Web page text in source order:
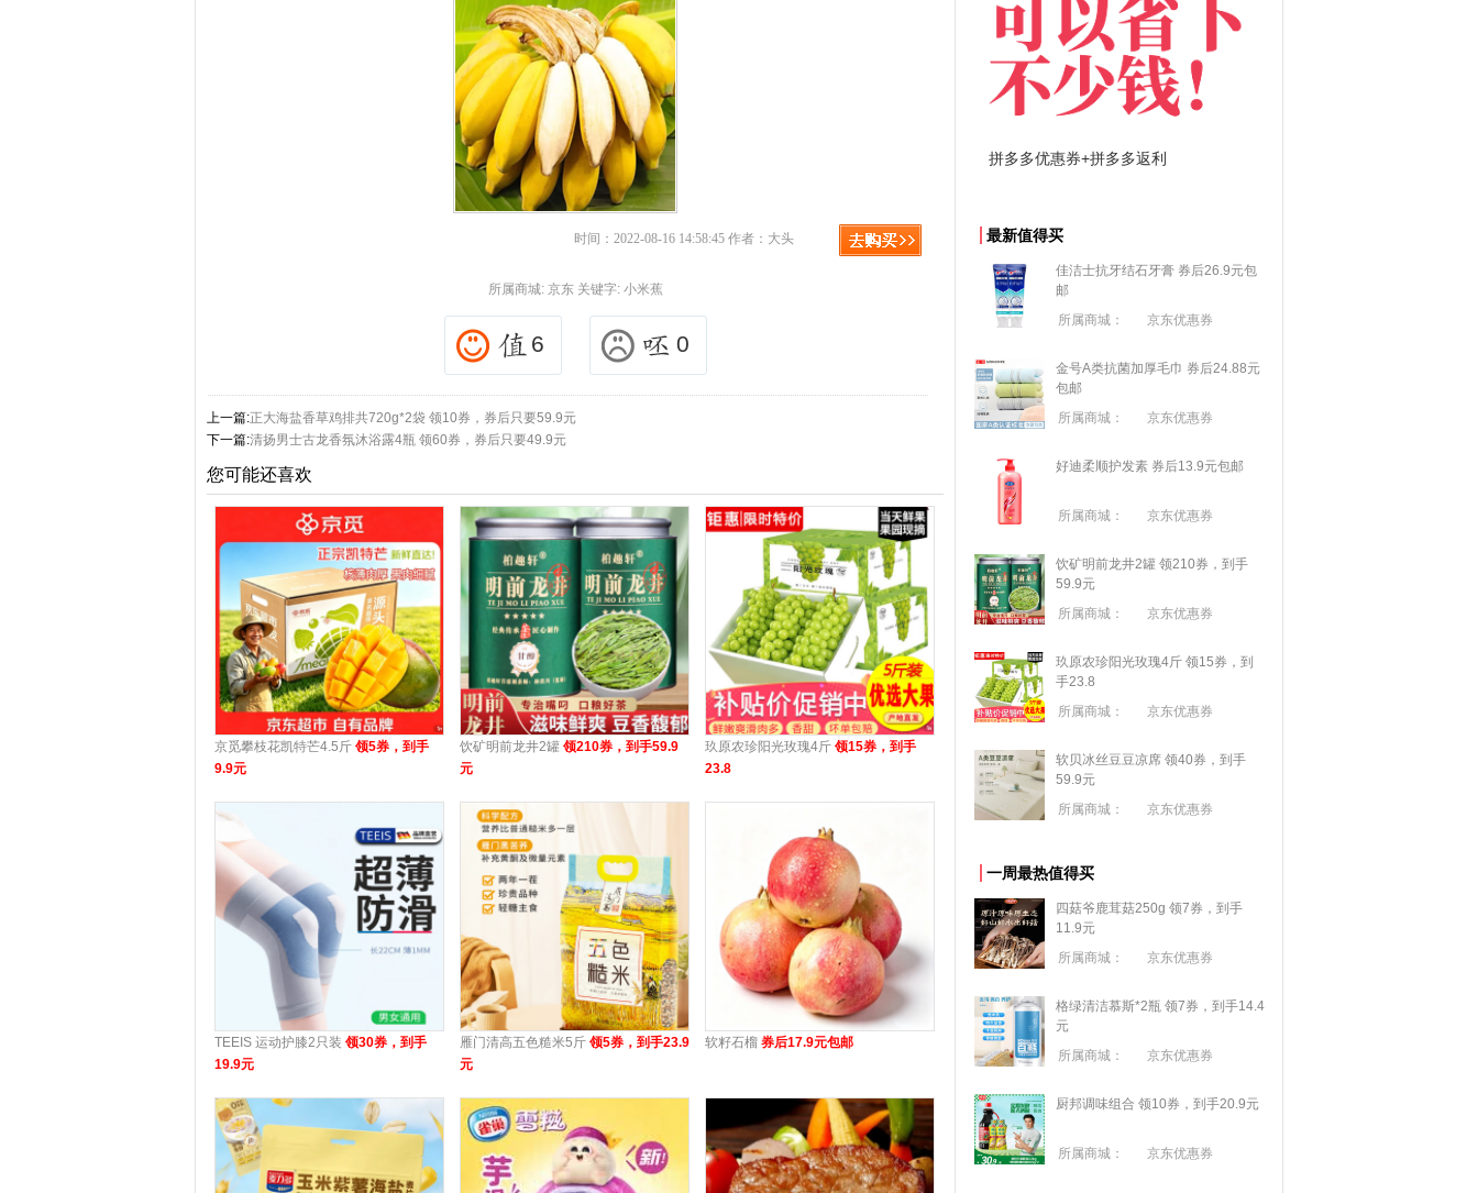
时间：2022-08-16 14:58:45 作者：大头
所属商城: 京东关键字: 小米蕉
6 0
上一篇:正大海盐香草鸡排共720g*2袋 领10券，券后只要59.9元
下一篇:清扬男士古龙香氛沐浴露4瓶 领60券，券后只要49.9元
您可能还喜欢
京觅攀枝花凯特芒4.5斤 领5券，到手
9.9元
饮矿明前龙井2罐 领210券，到手59.9
元
玖原农珍阳光玫瑰4斤 领15券，到手
23.8
TEEIS 运动护膝2只装 领30券，到手
19.9元
雁门清高五色糙米5斤 领5券，到手23.9
元
软籽石榴 券后17.9元包邮
淘宝优惠券+淘宝返利 京东优惠券与京东返利红包！ 拼多多优惠券+拼多多返利
最新值得买
佳洁士抗牙结石牙膏 券后26.9元包
邮
所属商城：
京东优惠券
金号A类抗菌加厚毛巾 券后24.88元
包邮
所属商城：
京东优惠券
好迪柔顺护发素 券后13.9元包邮
所属商城： 京东优惠券
饮矿明前龙井2罐 领210券，到手
59.9元
所属商城：
京东优惠券
玖原农珍阳光玫瑰4斤 领15券，到
手23.8
所属商城：
京东优惠券
软贝冰丝豆豆凉席 领40券，到手
59.9元
所属商城：
京东优惠券
一周最热值得买
四菇爷鹿茸菇250g 领7券，到手
11.9元
所属商城：
京东优惠券
格绿清洁慕斯*2瓶 领7券，到手14.4
元
所属商城：
京东优惠券
厨邦调味组合 领10券，到手20.9元
所属商城： 京东优惠券